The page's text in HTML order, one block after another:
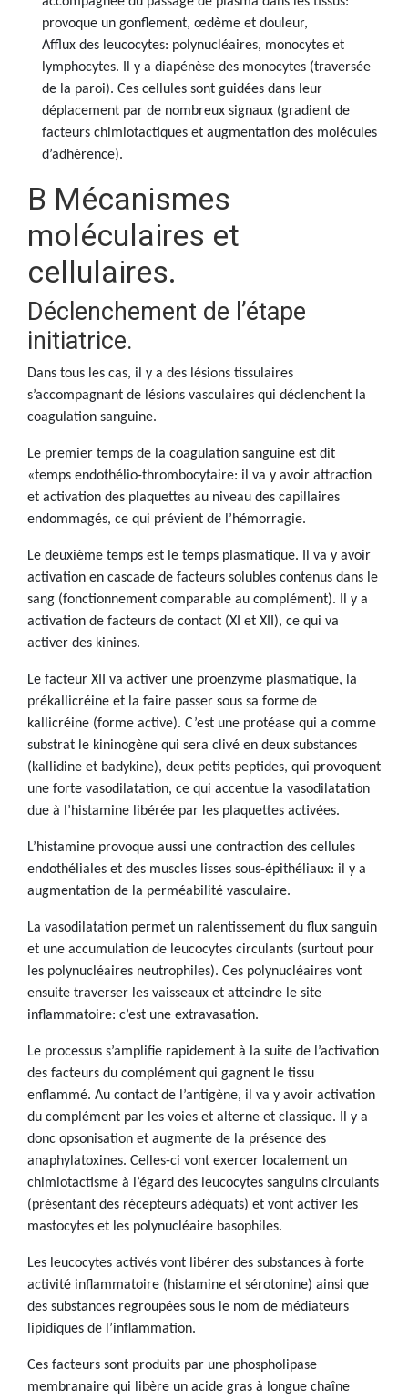
provoque un gonflement, œdème et douleur,
Afflux des leucocytes: polynucléaires, monocytes et
lymphocytes. Il y a diapénèse des monocytes (traversée
de la paroi). Ces cellules sont guidées dans leur
déplacement par de nombreux signaux (gradient de
facteurs chimiotactiques et augmentation des molécules
d’adhérence).
B Mécanismes
moléculaires et
cellulaires.
Déclenchement de l’étape
initiatrice.
Dans tous les cas, il y a des lésions tissulaires
s’accompagnant de lésions vasculaires qui déclenchent la
coagulation sanguine.
Le premier temps de la coagulation sanguine est dit
«temps endothélio-thrombocytaire: il va y avoir attraction
et activation des plaquettes au niveau des capillaires
endommagés, ce qui prévient de l’hémorragie.
Le deuxième temps est le temps plasmatique. Il va y avoir
activation en cascade de facteurs solubles contenus dans le
sang (fonctionnement comparable au complément). Il y a
activation de facteurs de contact (XI et XII), ce qui va
activer des kinines.
Le facteur XII va activer une proenzyme plasmatique, la
prékallicréine et la faire passer sous sa forme de
kallicréine (forme active). C’est une protéase qui a comme
substrat le kininogène qui sera clivé en deux substances
(kallidine et badykine), deux petits peptides, qui provoquent
une forte vasodilatation, ce qui accentue la vasodilatation
due à l’histamine libérée par les plaquettes activées.
L’histamine provoque aussi une contraction des cellules
endothéliales et des muscles lisses sous-épithéliaux: il y a
augmentation de la perméabilité vasculaire.
La vasodilatation permet un ralentissement du flux sanguin
et une accumulation de leucocytes circulants (surtout pour
les polynucléaires neutrophiles). Ces polynucléaires vont
ensuite traverser les vaisseaux et atteindre le site
inflammatoire: c’est une extravasation.
Le processus s’amplifie rapidement à la suite de l’activation
des facteurs du complément qui gagnent le tissu
enflammé. Au contact de l’antigène, il va y avoir activation
du complément par les voies et alterne et classique. Il y a
donc opsonisation et augmente de la présence des
anaphylatoxines. Celles-ci vont exercer localement un
chimiotactisme à l’égard des leucocytes sanguins circulants
(présentant des récepteurs adéquats) et vont activer les
mastocytes et les polynucléaire basophiles.
Les leucocytes activés vont libérer des substances à forte
activité inflammatoire (histamine et sérotonine) ainsi que
des substances regroupées sous le nom de médiateurs
lipidiques de l’inflammation.
Ces facteurs sont produits par une phospholipase
membranaire qui libère un acide gras à longue chaîne